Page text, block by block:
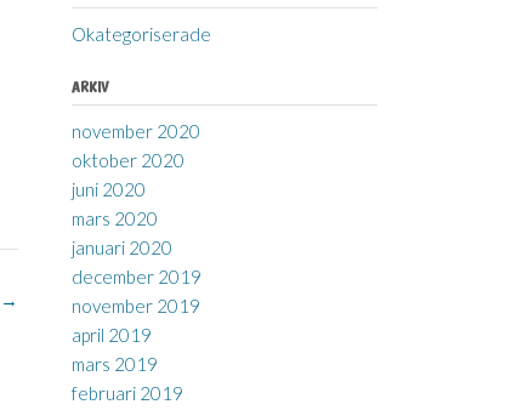
→
Okategoriserade
ARKIV
november 2020
oktober 2020
juni 2020
mars 2020
januari 2020
december 2019
november 2019
april 2019
mars 2019
februari 2019